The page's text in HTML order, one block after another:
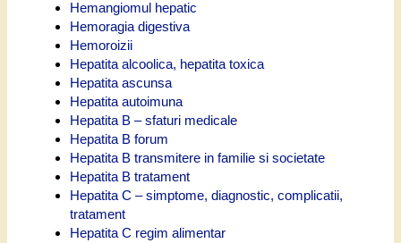
Hemangiomul hepatic
Hemoragia digestiva
Hemoroizii
Hepatita alcoolica, hepatita toxica
Hepatita ascunsa
Hepatita autoimuna
Hepatita B – sfaturi medicale
Hepatita B forum
Hepatita B transmitere in familie si societate
Hepatita B tratament
Hepatita C – simptome, diagnostic, complicatii,
tratament
Hepatita C regim alimentar